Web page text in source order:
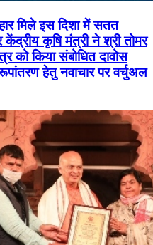
मिले इस दिशा में सतत
केंद्रीय कृषि मंत्री ने श्री तोमर
को किया संबोधित दावोस
हेतु नवाचार पर वर्चुअल